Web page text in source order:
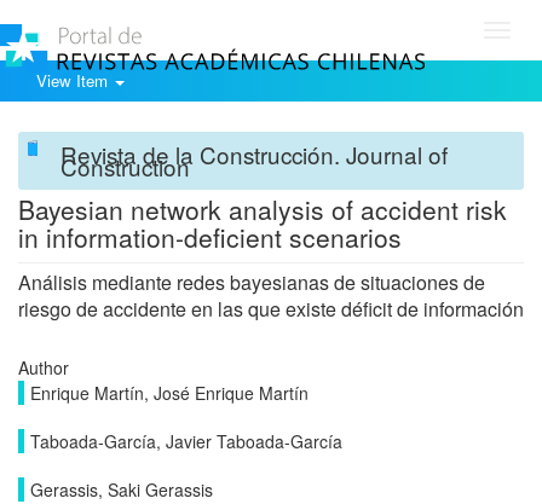
View Item
Revista de la Construcción. Journal of
Construction
Bayesian network analysis of accident risk
in information-deficient scenarios
Análisis mediante redes bayesianas de situaciones de
riesgo de accidente en las que existe déficit de información
Author
Enrique Martín, José Enrique Martín
Taboada-García, Javier Taboada-García
Gerassis, Saki Gerassis